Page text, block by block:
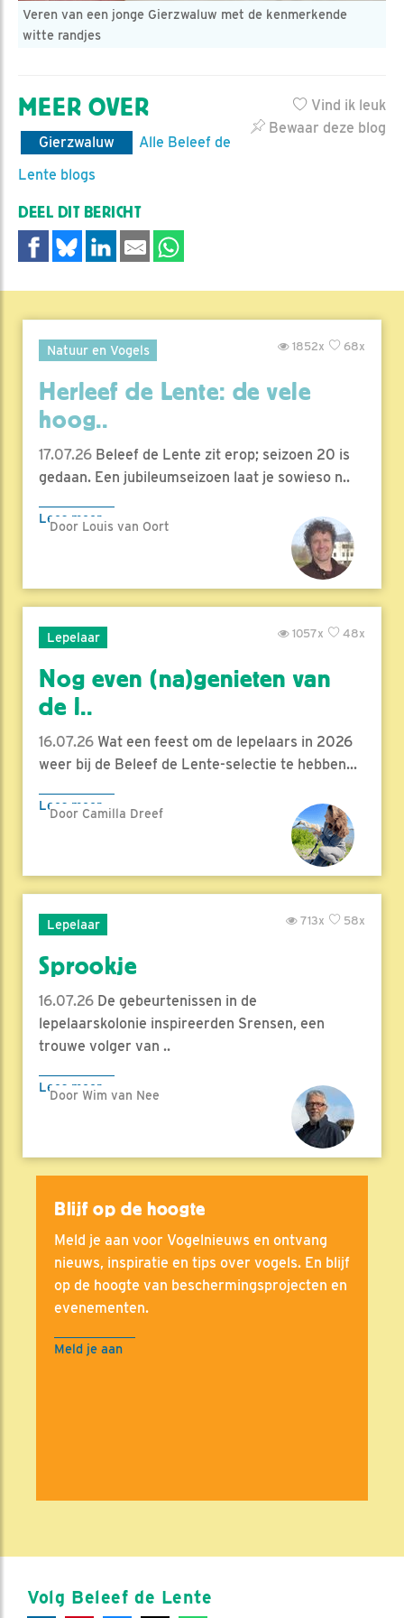
Veren van een jonge Gierzwaluw met de kenmerkende
witte randjes
Vind ik leuk
Bewaar deze blog
MEER OVER
Gierzwaluw
Alle Beleef de
Lente blogs
DEEL DIT BERICHT
Natuur en Vogels 68x
1852x
Herleef de Lente: de vele
hoog..
17.07.26 Beleef de Lente zit erop; seizoen 20 is
gedaan. Een jubileumseizoen laat je sowieso n..
Lees meer
Door Louis van Oort
Lepelaar 48x
1057x
Nog even (na)genieten van
de l..
16.07.26 Wat een feest om de lepelaars in 2026
weer bij de Beleef de Lente-selectie te hebben...
Lees meer
Door Camilla Dreef
Lepelaar 58x
713x
Sprookje
16.07.26 De gebeurtenissen in de
lepelaarskolonie inspireerden Srensen, een
trouwe volger van ..
Lees meer
Door Wim van Nee
Blijf op de hoogte
Meld je aan voor Vogelnieuws en ontvang
nieuws, inspiratie en tips over vogels. En blijf
op de hoogte van beschermingsprojecten en
evenementen.
Meld je aan
Volg Beleef de Lente